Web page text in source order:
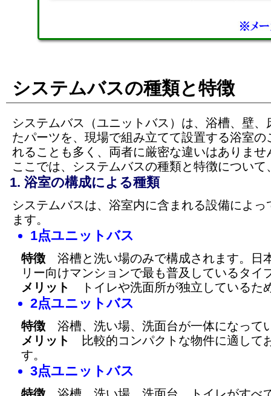
システムバスの種類と特徴
システムバス（ユニットバス）は、浴槽、壁
たパーツを、現場で組み立てて設置する浴室
れることも多く、両者に厳密な違いはありませ
ここでは、システムバスの種類と特徴につい
浴室の構成による種類
システムバスは、浴室内に含まれる設備によ
ます。
1点ユニットバス
特徴 浴槽と洗い場のみで構成されます。日
リー向けマンションで最も普及しているタイ
メリット
トイレや洗面所が独立しているた
2点ユニットバス
特徴 浴槽、洗い場、洗面台が一体になって
メリット
比較的コンパクトな物件に適して
す。
3点ユニットバス